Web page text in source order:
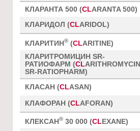
КЛАРАНТА 500 (CLARANTA 500)
КЛАРИДОЛ (CLARIDOL)
КЛАРИТИН® (CLARITINE)
КЛАРИТРОМИЦИН SR-
РАТИОФАРМ (CLARITHROMYCIN
SR-RATIOPHARM)
КЛАСАН (CLASAN)
КЛАФОРАН (CLAFORAN)
КЛЕКСАН® 30 000 (CLEXANE)